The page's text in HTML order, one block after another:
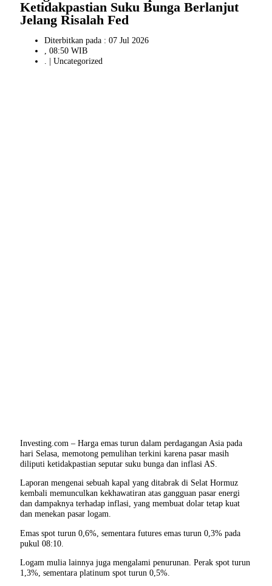
Ketidakpastian Suku Bunga Berlanjut
Jelang Risalah Fed
Diterbitkan pada : 07 Jul 2026
, 08:50 WIB
. | Uncategorized
Investing.com – Harga emas turun dalam perdagangan Asia pada
hari Selasa, memotong pemulihan terkini karena pasar masih
diliputi ketidakpastian seputar suku bunga dan inflasi AS.
Laporan mengenai sebuah kapal yang ditabrak di Selat Hormuz
kembali memunculkan kekhawatiran atas gangguan pasar energi
dan dampaknya terhadap inflasi, yang membuat dolar tetap kuat
dan menekan pasar logam.
Emas spot turun 0,6%, sementara futures emas turun 0,3% pada
pukul 08:10.
Logam mulia lainnya juga mengalami penurunan. Perak spot turun
1,3%, sementara platinum spot turun 0,5%.